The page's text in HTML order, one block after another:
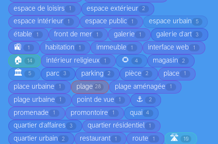
espace de loisirs 1 espace extérieur 2
espace intérieur 1 espace public 1 espace urbain 5
étable 1 front de mer 1 galerie 1 galerie d'art 3
🚉 1 habitation 1 immeuble 1 interface web 1
🏠 14 intérieur religieux 1 🌻 4 magasin 2
🏛️ 5 parc 3 parking 2 pièce 2 place 1
place urbaine 1 plage 28 plage aménagée 1
plage urbaine 1 point de vue 1 ⚓ 2
promenade 1 promontoire 1 quai 4
quartier d'affaires 3 quartier résidentiel 1
quartier urbain 2 restaurant 1 route 1 🛣️ 10